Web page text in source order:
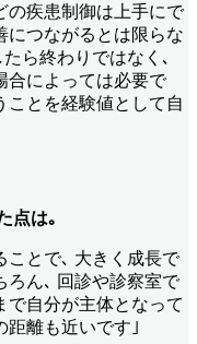
の疾患制御は上手にで
につながるとは限らな
ら終わりではなく､
合によっては必要で
ことを経験値として自
点は｡
ことで､ 大きく成長で
ろん､ 回診や診察室で
で自分が主体となって
距離も近いです｣